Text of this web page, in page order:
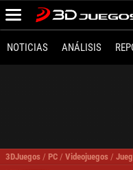
NOTICIAS ANÁLISIS
3DJuegos / PC / Videojuegos /